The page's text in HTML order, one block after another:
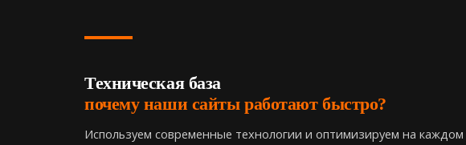
Техническая база
почему наши сайты работают быстро?
Используем современные технологии и оптимизируем на каждом